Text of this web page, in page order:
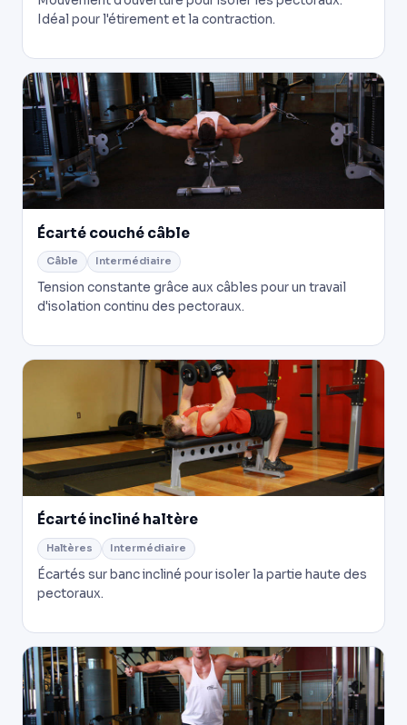
Idéal pour l'étirement et la contraction.
Écarté couché câble
Câble Intermédiaire
Tension constante grâce aux câbles pour un travail
d'isolation continu des pectoraux.
Écarté incliné haltère
Haltères Intermédiaire
Écartés sur banc incliné pour isoler la partie haute des
pectoraux.